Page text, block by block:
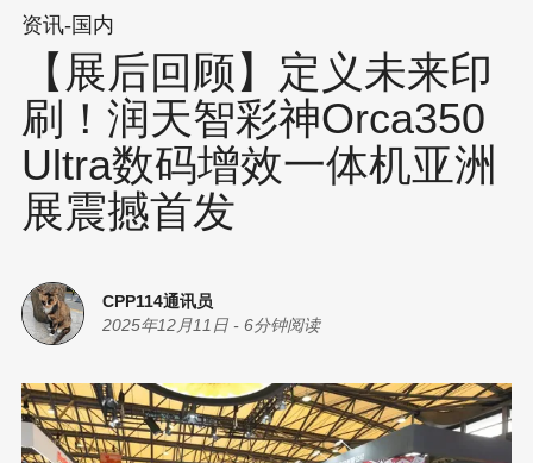
资讯-国内
【展后回顾】定义未来印
刷！润天智彩神Orca350
Ultra数码增效一体机亚洲
展震撼首发
CPP114通讯员
2025年12月11日 - 6分钟阅读